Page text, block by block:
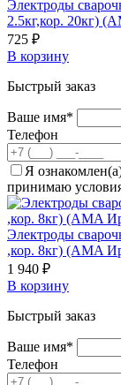
Электроды
2.5кг,кор. 20кг)
725 ₽
В корзину
Быстрый заказ
Ваше имя*
Телефон
Я
принимаю
Электроды
,кор. 8кг) (AMA
1 940 ₽
В корзину
Быстрый заказ
Ваше имя*
Телефон